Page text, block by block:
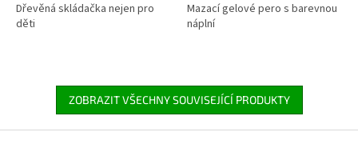
Dřevěná skládačka nejen pro
děti
Mazací gelové pero s barevnou
náplní
ZOBRAZIT VŠECHNY SOUVISEJÍCÍ PRODUKTY